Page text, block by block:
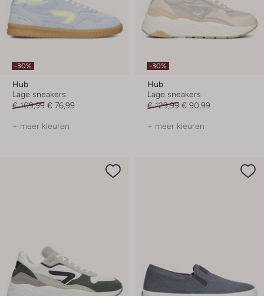
-30%
Hub
Lage sneakers
€ 109,99 € 76,99
+ meer kleuren
-30%
Hub
Lage sneakers
€ 129,99 € 90,99
+ meer kleuren